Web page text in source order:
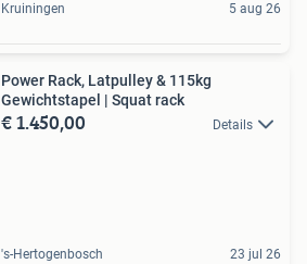
Kruiningen 5 aug 26
Power Rack, Latpulley & 115kg
Gewichtstapel | Squat rack
€ 1.450,00 Details
's-Hertogenbosch 23 jul 26